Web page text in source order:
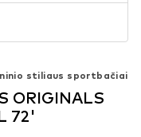
stiliaus sportbačiai
ORIGINALS
72'